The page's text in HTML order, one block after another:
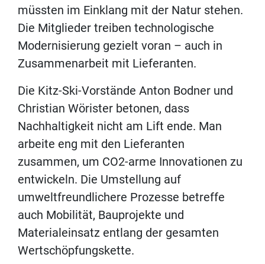
müssten im Einklang mit der Natur stehen.
Die Mitglieder treiben technologische
Modernisierung gezielt voran – auch in
Zusammenarbeit mit Lieferanten.
Die Kitz-Ski-Vorstände Anton Bodner und
Christian Wörister betonen, dass
Nachhaltigkeit nicht am Lift ende. Man
arbeite eng mit den Lieferanten
zusammen, um CO2-arme Innovationen zu
entwickeln. Die Umstellung auf
umweltfreundlichere Prozesse betreffe
auch Mobilität, Bauprojekte und
Materialeinsatz entlang der gesamten
Wertschöpfungskette.